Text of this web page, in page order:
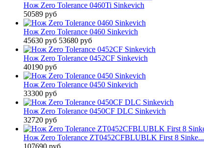
Нож Zero Tolerance 0460Ti Sinkevich
50589 руб
Нож Zero Tolerance 0460 Sinkevich
45630 руб 53680 руб
Нож Zero Tolerance 0452CF Sinkevich
40190 руб
Нож Zero Tolerance 0450 Sinkevich
33300 руб
Нож Zero Tolerance 0450CF DLC Sinkevich
32720 руб
Нож Zero Tolerance ZT0452CFBLUBLK First 8 Sinke...
107690 руб